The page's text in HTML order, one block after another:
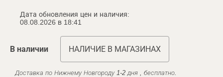
Дата обновления цен и наличия:
08.08.2026 в 18:41
В наличии НАЛИЧИЕ В МАГАЗИНАХ
Доставка по Нижнему Новгороду 1-2 дня , бесплатно.